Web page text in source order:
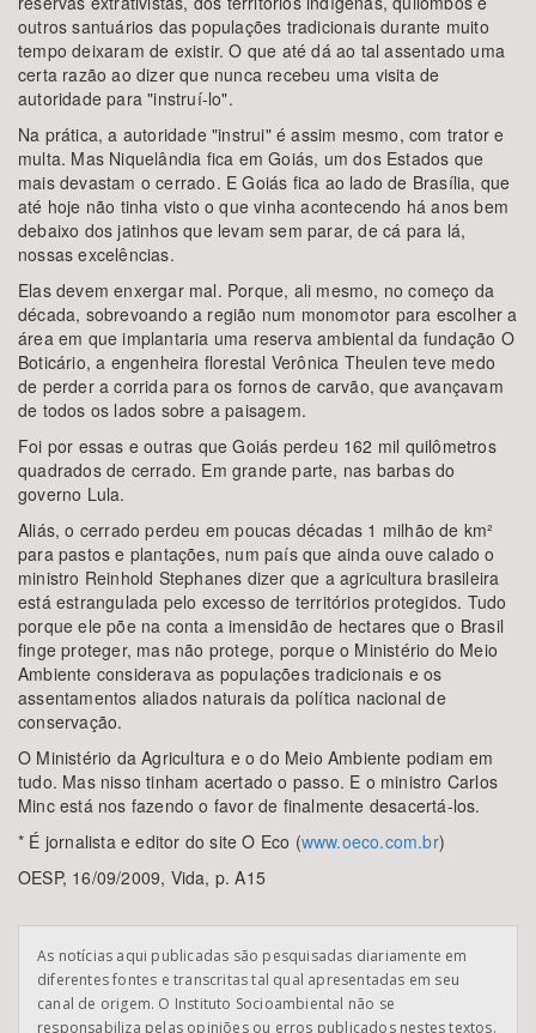
outros santuários das populações tradicionais durante muito
tempo deixaram de existir. O que até dá ao tal assentado uma
certa razão ao dizer que nunca recebeu uma visita de
autoridade para "instruí-lo".
Na prática, a autoridade "instrui" é assim mesmo, com trator e
multa. Mas Niquelândia fica em Goiás, um dos Estados que
mais devastam o cerrado. E Goiás fica ao lado de Brasília, que
até hoje não tinha visto o que vinha acontecendo há anos bem
debaixo dos jatinhos que levam sem parar, de cá para lá,
nossas excelências.
Elas devem enxergar mal. Porque, ali mesmo, no começo da
década, sobrevoando a região num monomotor para escolher a
área em que implantaria uma reserva ambiental da fundação O
Boticário, a engenheira florestal Verônica Theulen teve medo
de perder a corrida para os fornos de carvão, que avançavam
de todos os lados sobre a paisagem.
Foi por essas e outras que Goiás perdeu 162 mil quilômetros
quadrados de cerrado. Em grande parte, nas barbas do
governo Lula.
Aliás, o cerrado perdeu em poucas décadas 1 milhão de km²
para pastos e plantações, num país que ainda ouve calado o
ministro Reinhold Stephanes dizer que a agricultura brasileira
está estrangulada pelo excesso de territórios protegidos. Tudo
porque ele põe na conta a imensidão de hectares que o Brasil
finge proteger, mas não protege, porque o Ministério do Meio
Ambiente considerava as populações tradicionais e os
assentamentos aliados naturais da política nacional de
conservação.
O Ministério da Agricultura e o do Meio Ambiente podiam em
tudo. Mas nisso tinham acertado o passo. E o ministro Carlos
Minc está nos fazendo o favor de finalmente desacertá-los.
* É jornalista e editor do site O Eco (www.oeco.com.br)
OESP, 16/09/2009, Vida, p. A15
As notícias aqui publicadas são pesquisadas diariamente em
diferentes fontes e transcritas tal qual apresentadas em seu
canal de origem. O Instituto Socioambiental não se
responsabiliza pelas opiniões ou erros publicados nestes textos.